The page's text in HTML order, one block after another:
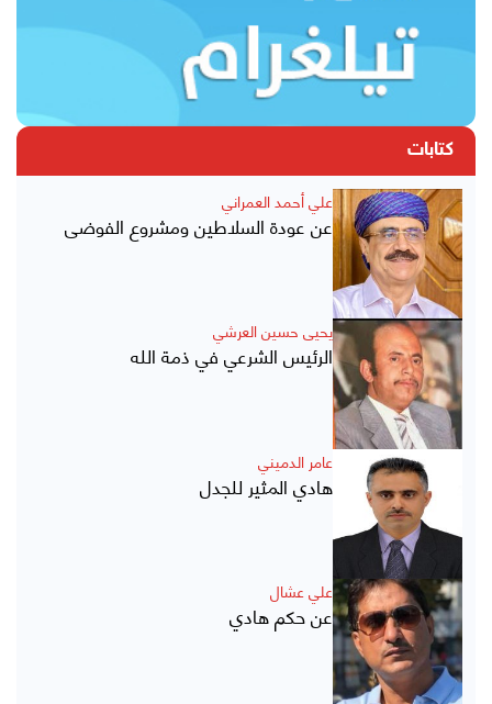
كتابات
علي أحمد العمراني
عن عودة السلاطين ومشروع الفوضى
يحيى حسين العرشي
الرئيس الشرعي في ذمة الله
عامر الدميني
هادي المثير للجدل
علي عشال
عن حكم هادي